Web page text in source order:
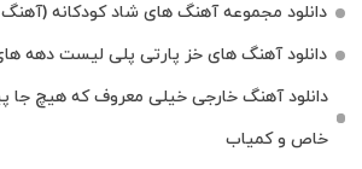
دانلود مجموعه آهنگ های شاد کودکانه (آهنگ
دانلود آهنگ های خز پارتی پلی لیست دهه های 60 70
دانلود آهنگ خارجی خیلی معروف که هیچ جا
خاص و کمیاب